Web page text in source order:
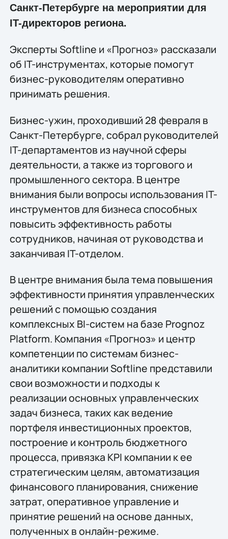
Санкт-Петербурге на мероприятии для
IT-директоров региона.
Эксперты Softline и «Прогноз» рассказали
об IT-инструментах, которые помогут
бизнес-руководителям оперативно
принимать решения.
Бизнес-ужин, проходивший 28 февраля в
Санкт-Петербурге, собрал руководителей
IT-департаментов из научной сферы
деятельности, а также из торгового и
промышленного сектора. В центре
внимания были вопросы использования IT-
инструментов для бизнеса способных
повысить эффективность работы
сотрудников, начиная от руководства и
заканчивая IT-отделом.
В центре внимания была тема повышения
эффективности принятия управленческих
решений с помощью создания
комплексных BI-систем на базе Prognoz
Platform. Компания «Прогноз» и центр
компетенции по системам бизнес-
аналитики компании Softline представили
свои возможности и подходы к
реализации основных управленческих
задач бизнеса, таких как ведение
портфеля инвестиционных проектов,
построение и контроль бюджетного
процесса, привязка KPI компании к ее
стратегическим целям, автоматизация
финансового планирования, снижение
затрат, оперативное управление и
принятие решений на основе данных,
полученных в онлайн-режиме.